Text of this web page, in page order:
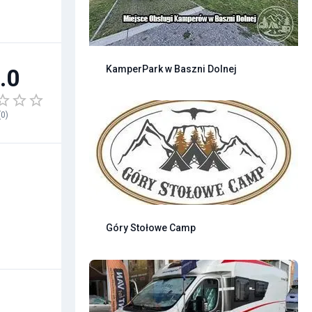
0)
KamperPark w Baszni Dolnej
Góry Stołowe Camp